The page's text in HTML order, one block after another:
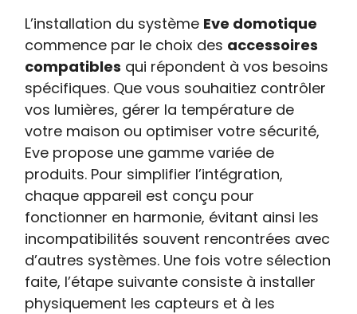
L’installation du système Eve domotique
commence par le choix des accessoires
compatibles qui répondent à vos besoins
spécifiques. Que vous souhaitiez contrôler
vos lumières, gérer la température de
votre maison ou optimiser votre sécurité,
Eve propose une gamme variée de
produits. Pour simplifier l’intégration,
chaque appareil est conçu pour
fonctionner en harmonie, évitant ainsi les
incompatibilités souvent rencontrées avec
d’autres systèmes. Une fois votre sélection
faite, l’étape suivante consiste à installer
physiquement les capteurs et à les